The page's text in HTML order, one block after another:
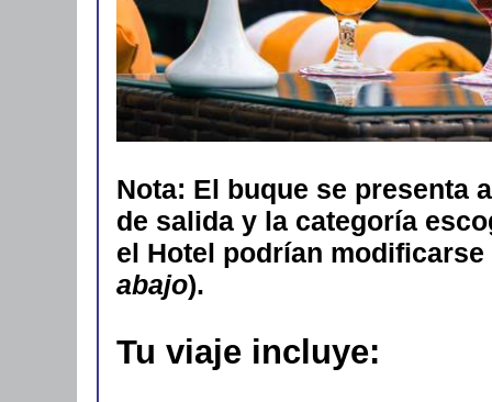
Nota: El buque se presenta
de salida y la categoría
el Hotel podrían modificarse
abajo).
Tu viaje incluye: